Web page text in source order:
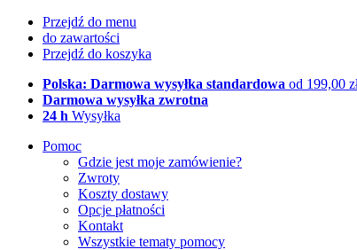
Przejdź do menu
do zawartości
Przejdź do koszyka
Polska: Darmowa wysyłka standardowa od 199,00
Darmowa wysyłka zwrotna
24 h Wysyłka
Pomoc
Gdzie jest moje zamówienie?
Zwroty
Koszty dostawy
Opcje płatności
Kontakt
Wszystkie tematy pomocy